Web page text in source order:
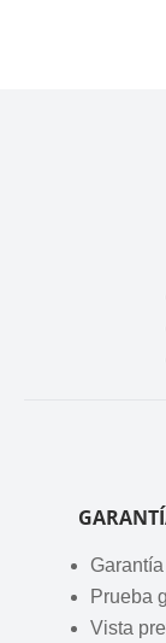
Prueba
Vista